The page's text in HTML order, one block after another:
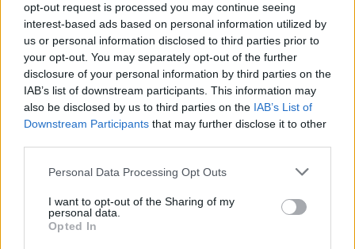
opt-out request is processed you may continue seeing
interest-based ads based on personal information utilized by
us or personal information disclosed to third parties prior to
your opt-out. You may separately opt-out of the further
disclosure of your personal information by third parties on the
IAB’s list of downstream participants. This information may
also be disclosed by us to third parties on the IAB’s List of
Downstream Participants that may further disclose it to other
Personal Data Processing Opt Outs
I want to opt-out of the Sharing of my
personal data.
Opted In